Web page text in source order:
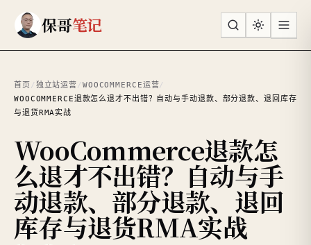
保哥笔记
首页/ 独立站运营/ WOOCOMMERCE运营/
WOOCOMMERCE退款怎么退才不出错？自动与手动退款、部分退款、退回库存
与退货RMA实战
WooCommerce退款怎
么退才不出错？自动与手
动退款、部分退款、退回
库存与退货RMA实战